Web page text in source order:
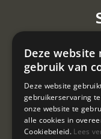
Deze website
gebruik van
Deze website
gebruikerservaring
onze website te
alle cookies in
Cookiebeleid. Lees